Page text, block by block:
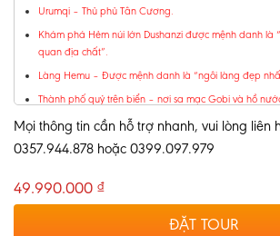
Urumqi– Thủ phủ Tân Cương.
Khám phá Hẻm núi lớn Dushanziđược mệnh danh là
quan địa chất”.
Làng Hemu– Được mệnh danh là “ngôi làng đẹp
Thành phố quỷ trên biển– nơi sa mạc Gobi và hồ
Khu bảo tồn Kanas – được mệnh danh “Xứ sở thần
“Thụy Sĩ Phương Đông”.
nơi này.
Mọi thông tin cần hỗ trợ nhanh, vui lòng liên
0357.944.878 hoặc 0399.097.979
49.990.000 ₫
ĐẶT TOUR